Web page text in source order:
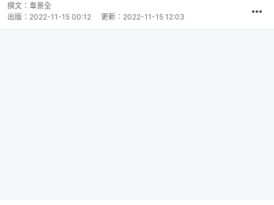
撰文： 韋景全
出版： 2022-11-15 00:12 更新： 2022-11-15 12:03